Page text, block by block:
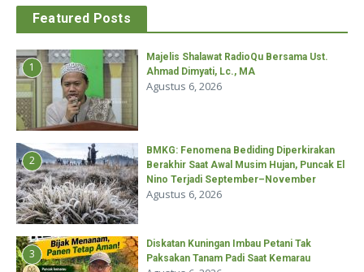
Featured Posts
1
Majelis Shalawat RadioQu Bersama Ust.
Ahmad Dimyati, Lc., MA
Agustus 6, 2026
2
BMKG: Fenomena Bediding Diperkirakan
Berakhir Saat Awal Musim Hujan, Puncak El
Nino Terjadi September–November
Agustus 6, 2026
3
Diskatan Kuningan Imbau Petani Tak
Paksakan Tanam Padi Saat Kemarau